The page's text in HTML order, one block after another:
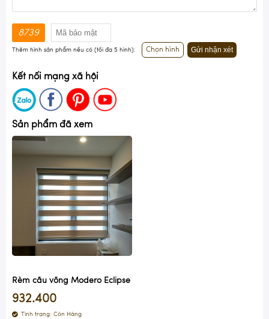
8739
Thêm hình sản phẩm nếu có (tối đa 5 hình): Chọn hình Gửi nhận xét
Kết nối mạng xã hội
Sản phẩm đã xem
Rèm cầu vồng Modero Eclipse
932.400
Tình trạng: Còn Hàng